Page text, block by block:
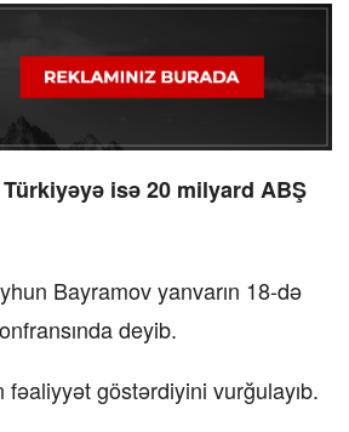
isə 20 milyard ABŞ
Bayramov yanvarın 18-də
deyib.
fəaliyyət göstərdiyini vurğulayıb.